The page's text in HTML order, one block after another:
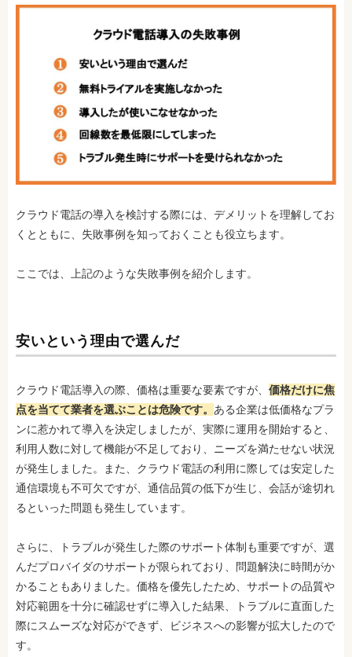
クラウド電話の導入を検討する際には、デメリットを理解してお
くとともに、失敗事例を知っておくことも役立ちます。
ここでは、上記のような失敗事例を紹介します。
安いという理由で選んだ
クラウド電話導入の際、価格は重要な要素ですが、 価格だけに焦
点を当てて業者を選ぶことは危険です。 ある企業は低価格なプラ
ンに惹かれて導入を決定しましたが、実際に運用を開始すると、
利用人数に対して機能が不足しており、ニーズを満たせない状況
が発生しました。また、クラウド電話の利用に際しては安定した
通信環境も不可欠ですが、通信品質の低下が生じ、会話が途切れ
るといった問題も発生しています。
さらに、トラブルが発生した際のサポート体制も重要ですが、選
んだプロバイダのサポートが限られており、問題解決に時間がか
かることもありました。価格を優先したため、サポートの品質や
対応範囲を十分に確認せずに導入した結果、トラブルに直面した
際にスムーズな対応ができず、ビジネスへの影響が拡大したので
す。